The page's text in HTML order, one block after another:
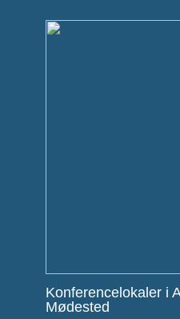
Konferencelokaler i
Mødested